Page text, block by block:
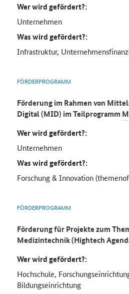
Wer wird gefördert?:
Unternehmen
Was wird gefördert?:
Infrastruktur,
FÖRDERPROGRAMM
Förderung im Rahmen von
Digital (MID) im Teilprogramm
Wer wird gefördert?:
Unternehmen
Was wird gefördert?:
Forschung & Innovation
FÖRDERPROGRAMM
Förderung für Projekte zum
Medizintechnik (Hightech
Wer wird gefördert?:
Hochschule,
Bildungseinrichtung